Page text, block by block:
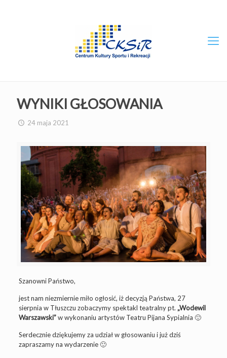
WYNIKI GŁOSOWANIA
24 maja 2021
Szanowni Państwo,
jest nam niezmiernie miło ogłosić, iż decyzją Państwa, 27
sierpnia w Tłuszczu zobaczymy spektakl teatralny pt. „Wodewil
Warszawski”w wykonaniu artystów Teatru Pijana Sypialnia 🙂
Serdecznie dziękujemy za udział w głosowaniu i już dziś
zapraszamy na wydarzenie 🙂